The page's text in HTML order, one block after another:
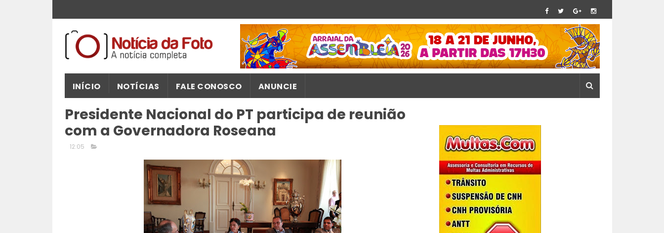
INÍCIO NOTÍCIAS FALE CONOSCO ANUNCIE
Presidente Nacional do PT participa de reunião
com a Governadora Roseana
12:05